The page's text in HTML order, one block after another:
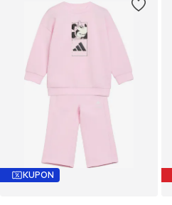
KUPON